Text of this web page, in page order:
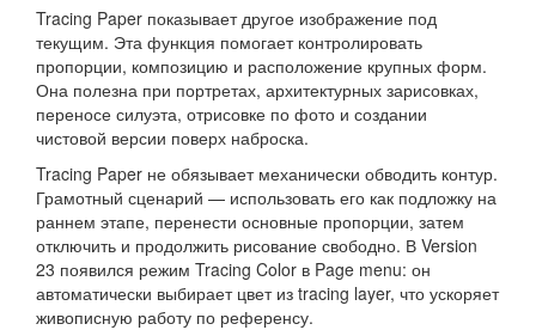
Tracing Paper показывает другое изображение под
текущим. Эта функция помогает контролировать
пропорции, композицию и расположение крупных форм.
Она полезна при портретах, архитектурных зарисовках,
переносе силуэта, отрисовке по фото и создании
чистовой версии поверх наброска.
Tracing Paper не обязывает механически обводить контур.
Грамотный сценарий — использовать его как подложку на
раннем этапе, перенести основные пропорции, затем
отключить и продолжить рисование свободно. В Version
23 появился режим Tracing Color в Page menu: он
автоматически выбирает цвет из tracing layer, что ускоряет
живописную работу по референсу.